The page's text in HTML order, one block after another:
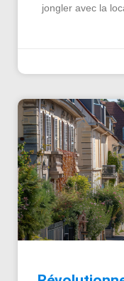
jongler avec la